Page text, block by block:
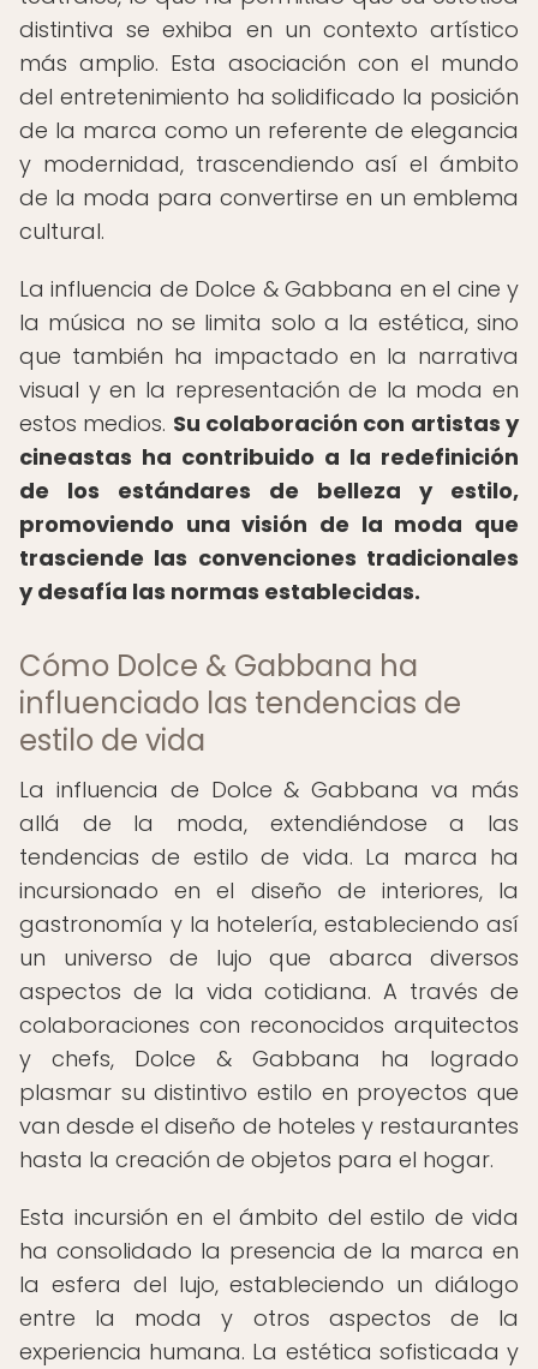
distintiva se exhiba en un contexto artístico
más amplio. Esta asociación con el mundo
del entretenimiento ha solidificado la posición
de la marca como un referente de elegancia
y modernidad, trascendiendo así el ámbito
de la moda para convertirse en un emblema
cultural.
La influencia de Dolce & Gabbana en el cine y
la música no se limita solo a la estética, sino
que también ha impactado en la narrativa
visual y en la representación de la moda en
estos medios. Su colaboración con artistas y
cineastas ha contribuido a la redefinición
de los estándares de belleza y estilo,
promoviendo una visión de la moda que
trasciende las convenciones tradicionales
y desafía las normas establecidas.
Cómo Dolce & Gabbana ha
influenciado las tendencias de
estilo de vida
La influencia de Dolce & Gabbana va más
allá de la moda, extendiéndose a las
tendencias de estilo de vida. La marca ha
incursionado en el diseño de interiores, la
gastronomía y la hotelería, estableciendo así
un universo de lujo que abarca diversos
aspectos de la vida cotidiana. A través de
colaboraciones con reconocidos arquitectos
y chefs, Dolce & Gabbana ha logrado
plasmar su distintivo estilo en proyectos que
van desde el diseño de hoteles y restaurantes
hasta la creación de objetos para el hogar.
Esta incursión en el ámbito del estilo de vida
ha consolidado la presencia de la marca en
la esfera del lujo, estableciendo un diálogo
entre la moda y otros aspectos de la
experiencia humana. La estética sofisticada y